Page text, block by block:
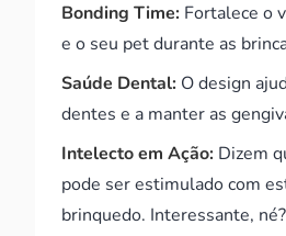
Bonding Time: Fortalece o
e o seu pet durante as
Saúde Dental: O design
dentes e a manter as
Intelecto em Ação: Dizem
pode ser estimulado com
brinquedo. Interessante, né?